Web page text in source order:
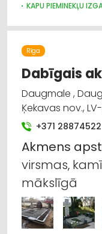
KAPU PIEMINEKĻU
Rīga
Dabīgais
Daugmale ,
Ķekavas nov.,
+371 28874522
Akmens
virsmas,
mākslīgā